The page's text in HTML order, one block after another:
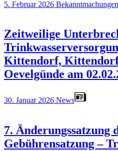
5. Februar 2026 Bekanntmachungen
Zeitweilige
Kittendorf,
Oevelgünde am
30. Januar 2026 News
7. Änderungssatzung
Gebührensatzung –